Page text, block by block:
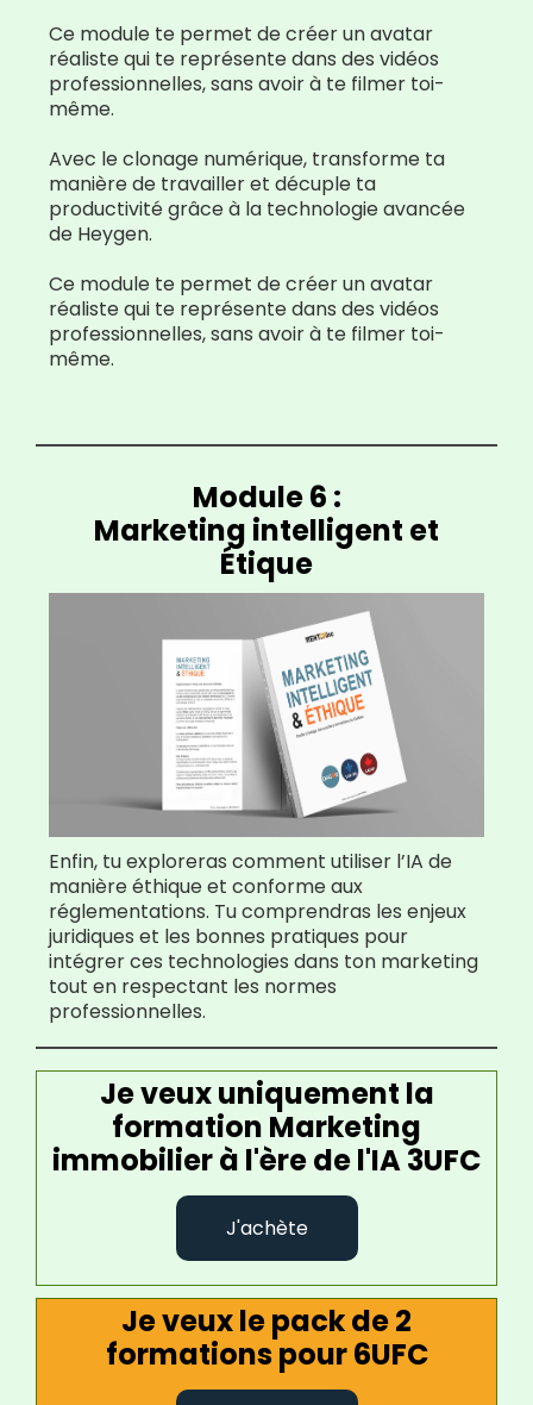
Ce module te permet de créer un avatar
réaliste qui te représente dans des vidéos
professionnelles, sans avoir à te filmer toi-
même.
Avec le clonage numérique, transforme ta
manière de travailler et décuple ta
productivité grâce à la technologie avancée
de Heygen.
Ce module te permet de créer un avatar
réaliste qui te représente dans des vidéos
professionnelles, sans avoir à te filmer toi-
même.
Module 6 :
Marketing intelligent et
Étique
Enfin, tu exploreras comment utiliser l’IA de
manière éthique et conforme aux
réglementations. Tu comprendras les enjeux
juridiques et les bonnes pratiques pour
intégrer ces technologies dans ton marketing
tout en respectant les normes
professionnelles.
Je veux uniquement la
formation Marketing
immobilier à l'ère de l'IA 3UFC
J'achète
Je veux le pack de 2
formations pour 6UFC